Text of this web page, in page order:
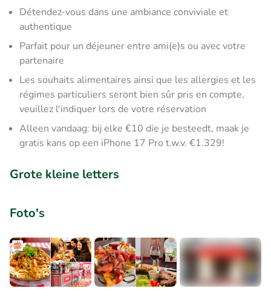
Détendez-vous dans une ambiance conviviale et
authentique
Parfait pour un déjeuner entre ami(e)s ou avec votre
partenaire
Les souhaits alimentaires ainsi que les allergies et les
régimes particuliers seront bien sûr pris en compte,
veuillez l'indiquer lors de votre réservation
Alleen vandaag: bij elke €10 die je besteedt, maak je
gratis kans op een iPhone 17 Pro t.w.v. €1.329!
Grote kleine letters
Foto's